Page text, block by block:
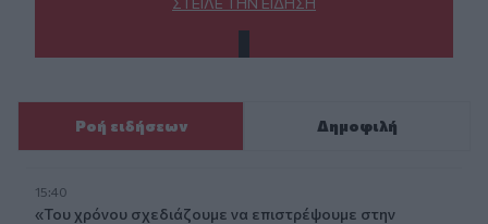
Ροή ειδήσεων Δημοφιλή
15:40
«Του χρόνου σχεδιάζουμε να επιστρέψουμε στην